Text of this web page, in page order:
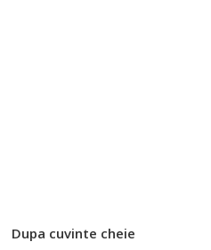
Dupa cuvinte cheie